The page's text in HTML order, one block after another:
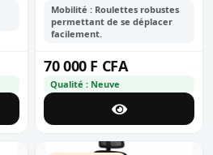
Mobilité : Roulettes robustes
permettant de se déplacer
facilement.
70 000 F CFA
Qualité : Neuve